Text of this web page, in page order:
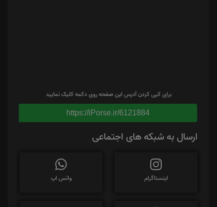
برای کپی کردن آدرس این صفحه روی دکمه کلیک نمایید
https://iPorse.ir/6121884
ارسال به شبکه های اجتماعی
اینستاگرام واتس اپ